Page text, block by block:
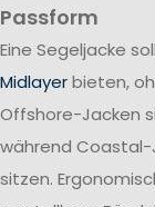
Passform
Eine Segeljacke
Midlayerbieten,
Offshore-Jacken
während Coastal-
sitzen.